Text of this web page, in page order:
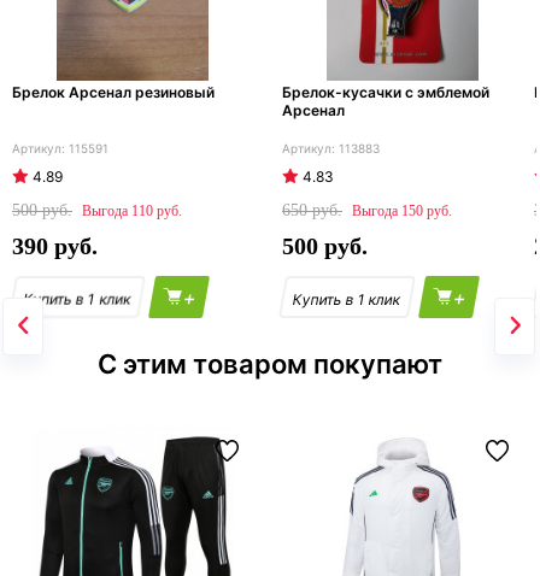
Брелок Арсенал резиновый
115591
4.89
500
110
390
+
Брелок-кусачки с эмблемой
Арсенал
113883
4.83
650
150
500
+
С этим товаром покупают